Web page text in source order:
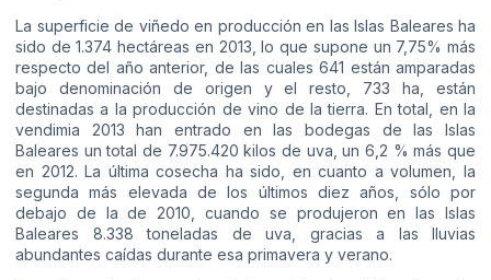
La superficie de viñedo en producción en las Islas Baleares ha
sido de 1.374 hectáreas en 2013, lo que supone un 7,75% más
respecto del año anterior, de las cuales 641 están amparadas
bajo denominación de origen y el resto, 733 ha, están
destinadas a la producción de vino de la tierra. En total, en la
vendimia 2013 han entrado en las bodegas de las Islas
Baleares un total de 7.975.420 kilos de uva, un 6,2 % más que
en 2012. La última cosecha ha sido, en cuanto a volumen, la
segunda más elevada de los últimos diez años, sólo por
debajo de la de 2010, cuando se produjeron en las Islas
Baleares 8.338 toneladas de uva, gracias a las lluvias
abundantes caídas durante esa primavera y verano.